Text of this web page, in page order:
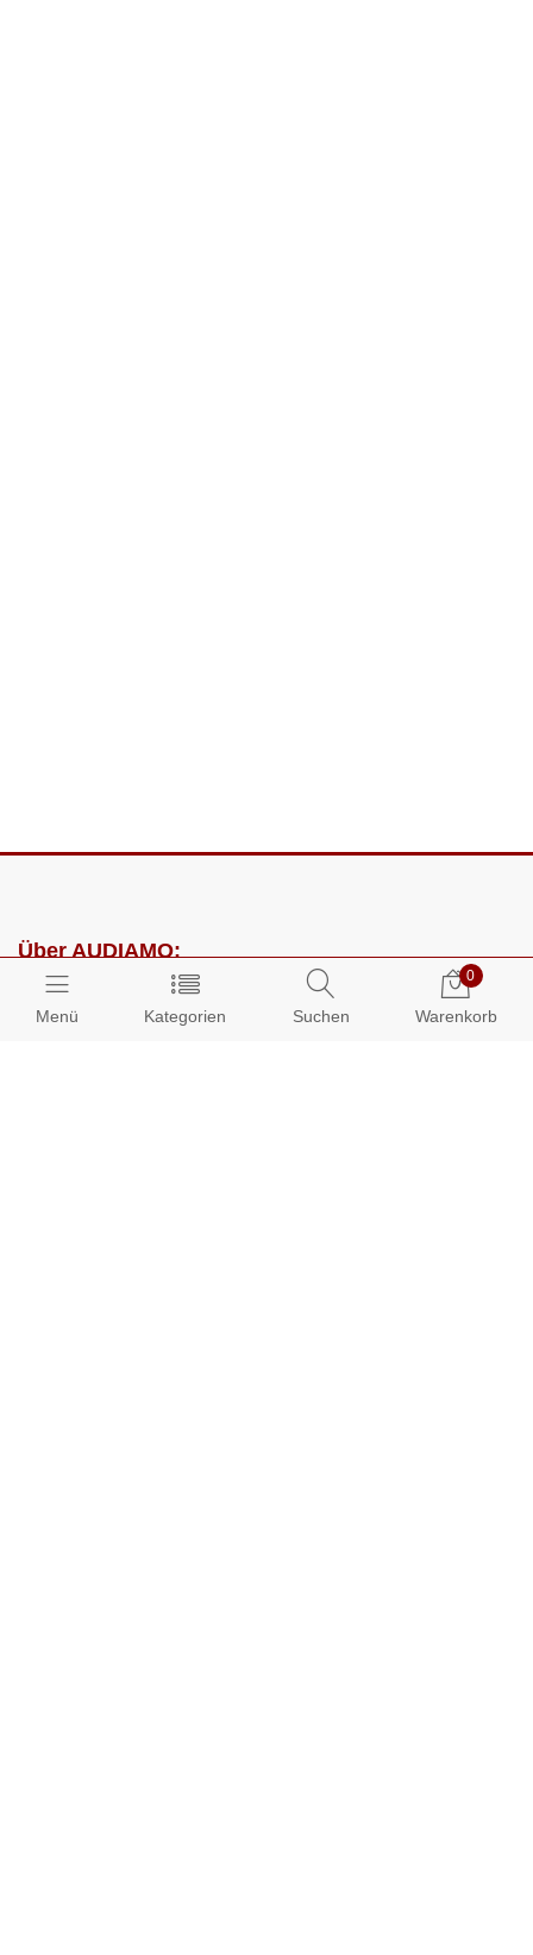
Menü Kategorien Suchen
0
Warenkorb
Über AUDIAMO:
Impressum